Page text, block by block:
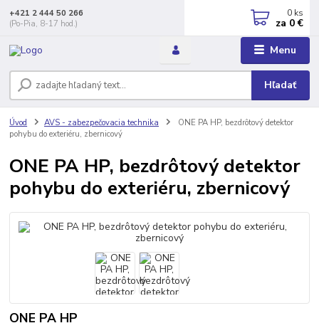
Menu
Hľadať
+421 2 444 50 266
(Po-Pia, 8-17 hod.)
0 ks
za 0 €
Úvod AVS - zabezpečovacia technika
ONE PA HP, bezdrôtový detektor
pohybu do exteriéru, zbernicový
ONE PA HP, bezdrôtový detektor
pohybu do exteriéru, zbernicový
ONE PA HP